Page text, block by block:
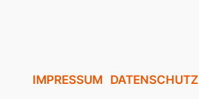
IMPRESSUM DATENSCHUTZ